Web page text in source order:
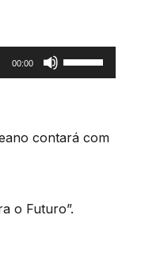
00:00
Use
as
contará com
o Futuro”.